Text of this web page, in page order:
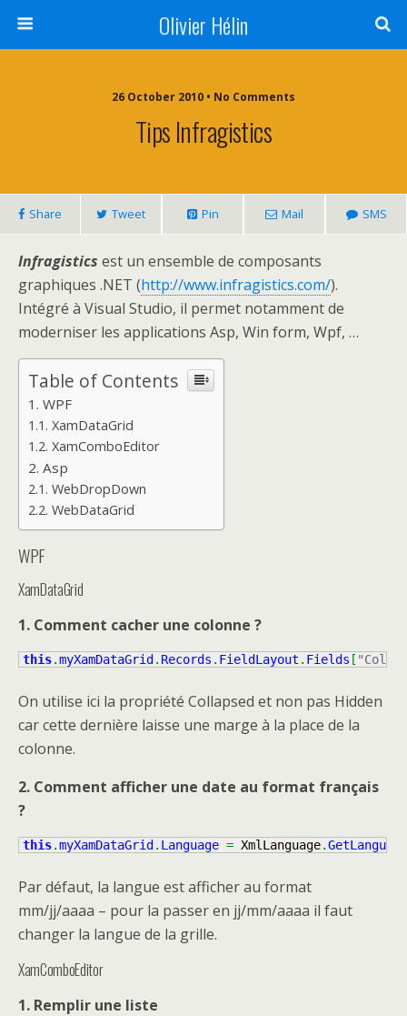
Olivier Hélin
26 October 2010 • No Comments
Tips Infragistics
Share Tweet Pin Mail SMS
Infragistics est un ensemble de composants
graphiques .NET (http://www.infragistics.com/).
Intégré à Visual Studio, il permet notamment de
moderniser les applications Asp, Win form, Wpf, …
Table of Contents
WPF
XamDataGrid
XamComboEditor
Asp
WebDropDown
WebDataGrid
WPF
XamDataGrid
1. Comment cacher une colonne ?
this.myXamDataGrid . Records . FieldLayout . Fields [
On utilise ici la propriété Collapsed et non pas Hidden
car cette dernière laisse une marge à la place de la
colonne.
2. Comment afficher une date au format français
?
this.myXamDataGrid . Language = XmlLanguage.GetLanguage
Par défaut, la langue est afficher au format
mm/jj/aaaa – pour la passer en jj/mm/aaaa il faut
changer la langue de la grille.
XamComboEditor
1. Remplir une liste